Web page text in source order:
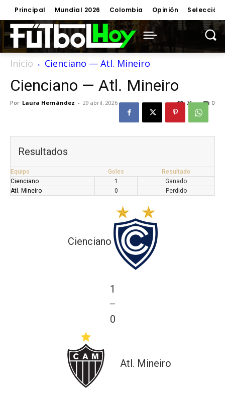
Principal Mundial 2026 Colombia Opinión Selección
Inicio Cienciano — Atl. Mineiro
Cienciano — Atl. Mineiro
Por Laura Hernández - 29 abril, 2026 0
76
Resultados
Equipo Goles
Resultado
Cienciano
1
Ganado
Atl. Mineiro
0 Perdido
Cienciano
1
—
0
Atl. Mineiro